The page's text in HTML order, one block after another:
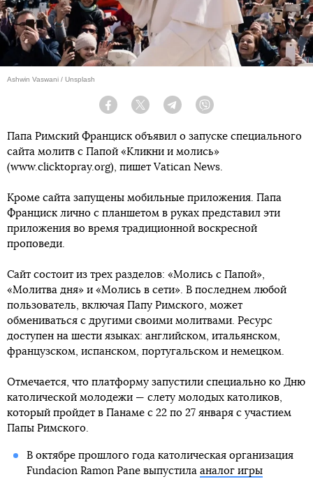
Ashwin Vaswani / Unsplash
Facebook Twitter Telegram
Папа Римский Франциск объявил о запуске специального
сайта молитв с Папой «Кликни и молись»
(www.clicktopray.org), пишет Vatican News.
Кроме сайта запущены мобильные приложения. Папа
Франциск лично с планшетом в руках представил эти
приложения во время традиционной воскресной
проповеди.
Сайт состоит из трех разделов: «Молись с Папой»,
«Молитва дня» и «Молись в сети». В последнем любой
пользователь, включая Папу Римского, может
обмениваться с другими своими молитвами. Ресурс
доступен на шести языках: английском, итальянском,
французском, испанском, португальском и немецком.
Отмечается, что платформу запустили специально ко Дню
католической молодежи — слету молодых католиков,
который пройдет в Панаме с 22 по 27 января с участием
Папы Римского.
В октябре прошлого года католическая организация
Fundacion Ramon Pane выпустила аналог игры